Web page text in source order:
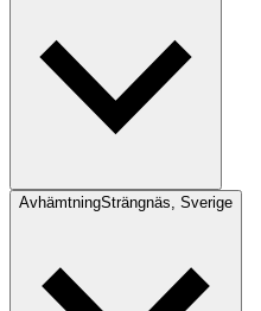
AvhämtningSträngnäs, Sverige